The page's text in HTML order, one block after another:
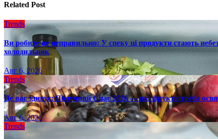
Related Post
Trends
Ви робите це неправильно: У спеку ці продукти стають
холодильник
Авг 6, 2026
Trends
Це вас здивує: Яблучний Спас 2026 — які фрукти треба
Авг 6, 2026
Trends